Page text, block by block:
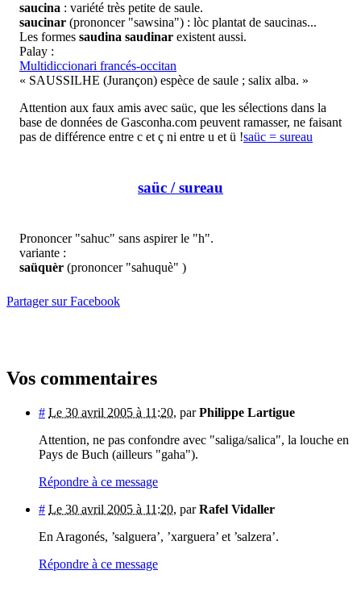
saucina : variété très petite de saule.
saucinar (prononcer "sawsina") : lòc plantat de saucinas...
Les formes saudina saudinar existent aussi.
Palay :
Multidiccionari francés-occitan
« SAUSSILHE (Jurançon) espèce de saule ; salix alba. »
Attention aux faux amis avec saüc, que les sélections dans la
base de données de Gasconha.com peuvent ramasser, ne faisant
pas de différence entre c et ç ni entre u et ü !saüc = sureau
saüc / sureau
Prononcer "sahuc" sans aspirer le "h".
variante :
saüquèr (prononcer "sahuquè" )
Partager sur Facebook
Vos commentaires
# Le 30 avril 2005 à 11:20, parPhilippe Lartigue
Attention, ne pas confondre avec "saliga/salica", la louche en
Pays de Buch (ailleurs "gaha").
Répondre à ce message
# Le 30 avril 2005 à 11:20, parRafel Vidaller
En Aragonés, ’salguera’, ’xarguera’ et ’salzera’.
Répondre à ce message